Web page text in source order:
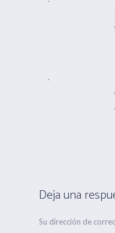
Deja una
Su dirección de